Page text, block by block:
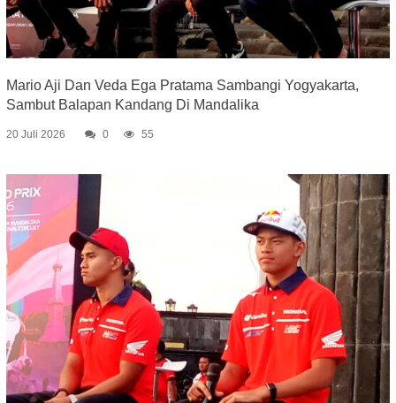
Mario Aji Dan Veda Ega Pratama Sambangi Yogyakarta,
Sambut Balapan Kandang Di Mandalika
20 Juli 2026 0 55